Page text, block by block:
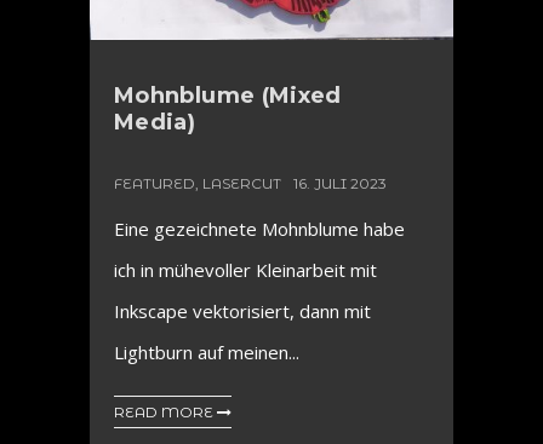
Mohnblume (Mixed
Media)
FEATURED LASERCUT 16. JULI 2023
Eine gezeichnete Mohnblume habe
ich in mühevoller Kleinarbeit mit
Inkscape vektorisiert, dann mit
Lightburn auf meinen...
READ MORE